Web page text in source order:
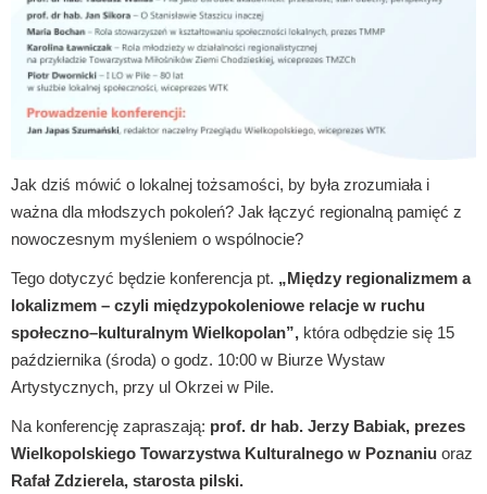
Jak dziś mówić o lokalnej tożsamości, by była zrozumiała i
ważna dla młodszych pokoleń? Jak łączyć regionalną pamięć z
nowoczesnym myśleniem o wspólnocie?
Tego dotyczyć będzie konferencja pt. „Między regionalizmem a
lokalizmem – czyli międzypokoleniowe relacje w ruchu
społeczno–kulturalnym Wielkopolan”, która odbędzie się 15
października (środa) o godz. 10:00 w Biurze Wystaw
Artystycznych, przy ul Okrzei w Pile.
Na konferencję zapraszają: prof. dr hab. Jerzy Babiak, prezes
Wielkopolskiego Towarzystwa Kulturalnego w Poznaniu oraz
Rafał Zdzierela, starosta pilski.